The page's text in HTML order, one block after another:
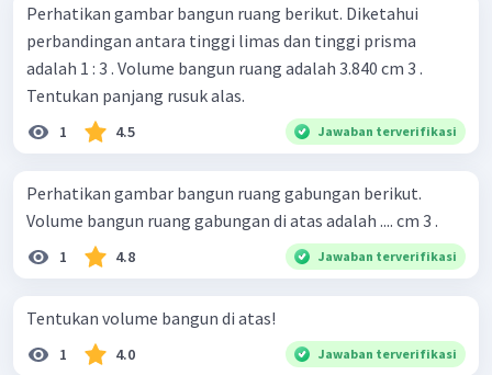
Perhatikan gambar bangun ruang berikut. Diketahui
perbandingan antara tinggi limas dan tinggi prisma
adalah 1 : 3 . Volume bangun ruang adalah 3.840 cm 3 .
Tentukan panjang rusuk alas.
1 4.5 Jawaban terverifikasi
Perhatikan gambar bangun ruang gabungan berikut.
Volume bangun ruang gabungan di atas adalah .... cm 3 .
1 4.8 Jawaban terverifikasi
Tentukan volume bangun di atas!
1 4.0 Jawaban terverifikasi